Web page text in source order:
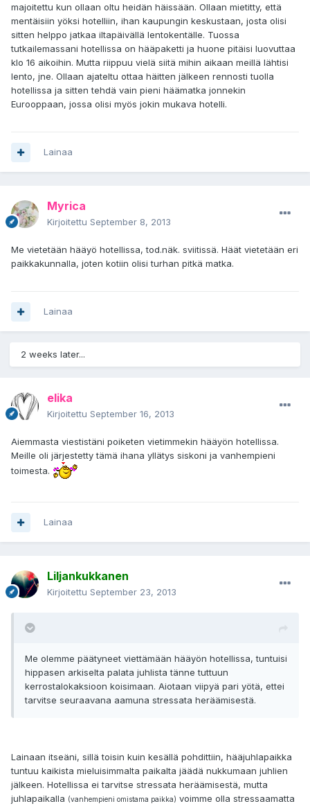
majoitettu kun ollaan oltu heidän häissään. Ollaan mietitty, että
mentäisiin yöksi hotelliin, ihan kaupungin keskustaan, josta olisi
sitten helppo jatkaa iltapäivällä lentokentälle. Tuossa
tutkailemassani hotellissa on hääpaketti ja huone pitäisi luovuttaa
klo 16 aikoihin. Mutta riippuu vielä siitä mihin aikaan meillä lähtisi
lento, jne. Ollaan ajateltu ottaa häitten jälkeen rennosti tuolla
hotellissa ja sitten tehdä vain pieni häämatka jonnekin
Eurooppaan, jossa olisi myös jokin mukava hotelli.
Lainaa
Myrica
Kirjoitettu September 8, 2013
Me vietetään hääyö hotellissa, tod.näk. sviitissä. Häät vietetään eri
paikkakunnalla, joten kotiin olisi turhan pitkä matka.
Lainaa
2 weeks later...
elika
Kirjoitettu September 16, 2013
Aiemmasta viestistäni poiketen vietimmekin hääyön hotellissa.
Meille oli järjestetty tämä ihana yllätys siskoni ja vanhempieni
toimesta.
Lainaa
Liljankukkanen
Kirjoitettu September 23, 2013
Me olemme päätyneet viettämään hääyön hotellissa, tuntuisi
hippasen arkiselta palata juhlista tänne tuttuun
kerrostalokaksioon koisimaan. Aiotaan viipyä pari yötä, ettei
tarvitse seuraavana aamuna stressata heräämisestä.
Lainaan itseäni, sillä toisin kuin kesällä pohdittiin, hääjuhlapaikka
tuntuu kaikista mieluisimmalta paikalta jäädä nukkumaan juhlien
jälkeen. Hotellissa ei tarvitse stressata heräämisestä, mutta
juhlapaikalla (vanhempieni omistama paikka) voimme olla stressaamatta